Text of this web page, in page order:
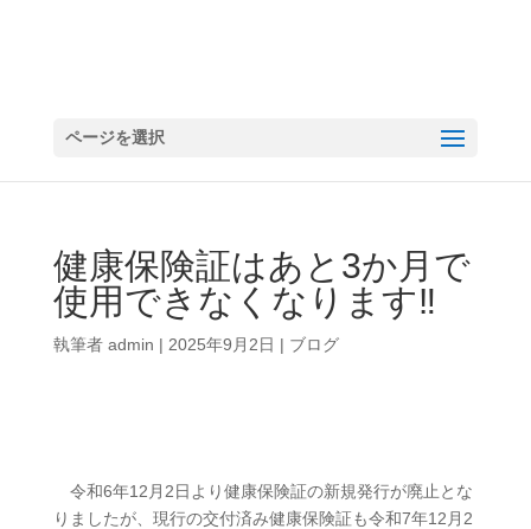
ページを選択
健康保険証はあと3か月で
使用できなくなります‼
執筆者 admin | 2025年9月2日 | ブログ
令和6年12月2日より健康保険証の新規発行が廃止とな
りましたが、現行の交付済み健康保険証も令和7年12月2